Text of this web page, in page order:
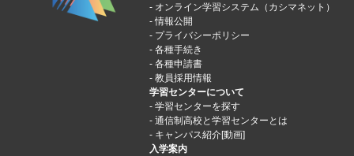
オンライン学習システム（カシマネット）
情報公開
プライバシーポリシー
各種手続き
各種申請書
教員採用情報
学習センターについて
学習センターを探す
通信制高校と学習センターとは
キャンパス紹介[動画]
入学案内